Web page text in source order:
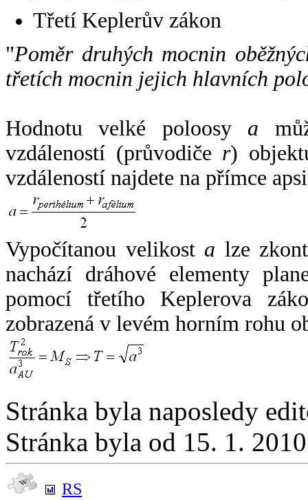
Třetí Keplerův zákon
"Poměr druhých mocnin
třetích mocnin jejich hlavních
Hodnotu velké poloosy a
vzdáleností (průvodiče r)
vzdáleností najdete na přímce
Vypočítanou velikost a lze
nachází dráhové elementy
pomocí třetího Keplerova
zobrazená v levém horním rohu
Stránka byla naposledy
Stránka byla od 15. 1.
RS